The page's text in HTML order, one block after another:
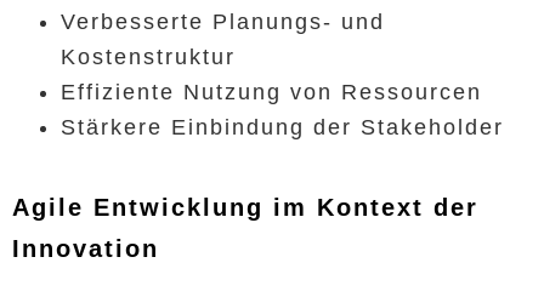
Verbesserte Planungs- und
Kostenstruktur
Effiziente Nutzung von Ressourcen
Stärkere Einbindung der Stakeholder
Agile Entwicklung im Kontext der
Innovation